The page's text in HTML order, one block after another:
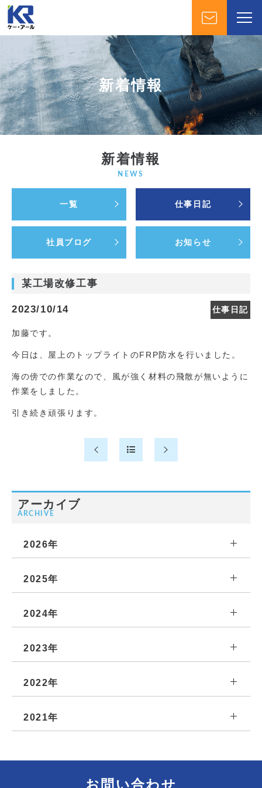
新着情報
新着情報
NEWS
一覧 仕事日記
社員ブログ お知らせ
某工場改修工事
2023/10/14 仕事日記
加藤です。
今日は、屋上のトップライトのFRP防水を行いました。
海の傍での作業なので、風が強く材料の飛散が無いように
作業をしました。
引き続き頑張ります。
アーカイブ
ARCHIVE
2026年
2025年
2024年
2023年
2022年
2021年
お問い合わせ